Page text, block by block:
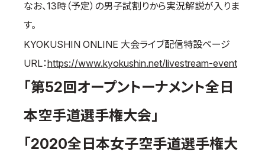
国際空手道連盟について
本部からのお知らせ
支部からのお知らせ
公式大会
公式記録
試合規則
入門のご案内
なお、13時（予定）の男子試割りから実況解説が入りま
す。
KYOKUSHIN ONLINE 大会ライブ配信特設ページ
URL：https://www.kyokushin.net/livestream-event
「第52回オープントーナメント全日
本空手道選手権大会」
「2020全日本女子空手道選手権大